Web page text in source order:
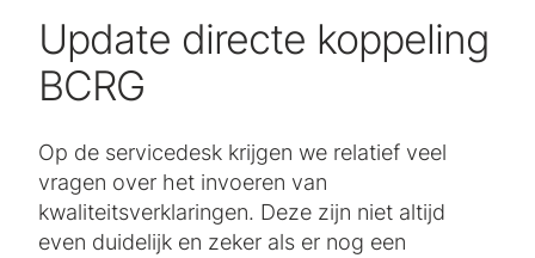
Update directe koppeling
BCRG
Op de servicedesk krijgen we relatief veel
vragen over het invoeren van
kwaliteitsverklaringen. Deze zijn niet altijd
even duidelijk en zeker als er nog een